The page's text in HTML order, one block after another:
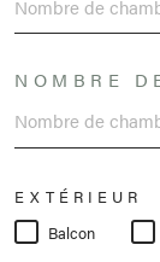
NOMBRE
EXTÉRIEUR
Balcon